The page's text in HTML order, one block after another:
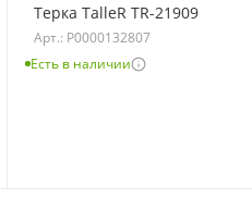
Терка TalleR TR-21909
Арт.: Р0000132807
Есть в наличии